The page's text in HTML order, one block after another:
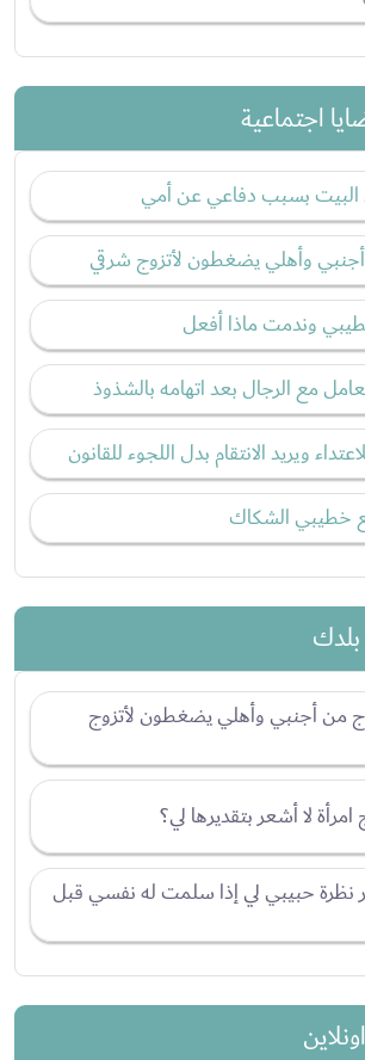
اجتماعية
بسبب دفاعي عن أمي
أجنبي وأهلي يضغطون لأتزوج شرقي
وندمت ماذا أفعل
مع الرجال بعد اتهامه بالشذوذ
ويريد الانتقام بدل اللجوء للقانون
خطيبي الشكاك
من أجنبي وأهلي يضغطون لأتزوج
لا أشعر بتقديرها لي؟
نظرة حبيبي لي إذا سلمت له نفسي قبل